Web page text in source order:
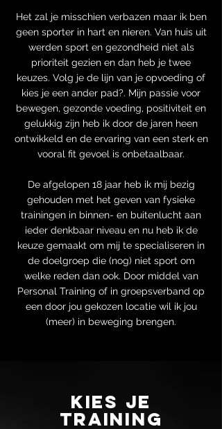
Het zal je misschien verbazen maar ik ben
geen sporter in hart en nieren. Van huis uit
werden sport en gezondheid niet als
prioriteit gezien en dan heb je twee
keuzes. Volg je de lijn van je opvoeding of
kies je een ander pad?. Mijn passie voor
bewegen, gezonde voeding, positiviteit en
gelukkig zijn heb ik door de jaren heen
ontwikkeld en de ervaring van een sterk en
vooral fit gevoel is onbetaalbaar.
De afgelopen 18 jaar heb ik mij bezig
gehouden met het geven van fysieke
trainingen in binnen- en buitenlucht aan
ieder denkbaar niveau en nu heb ik de
keuze gemaakt om mij te specialiseren in
de doelgroep die (nog) niet sport om
welke reden dan ook. Door middel van
Personal Training of in groepsverband op
een door jou gekozen locatie wil ik jou
(meer) in beweging brengen.
KIES JE
TRAINING